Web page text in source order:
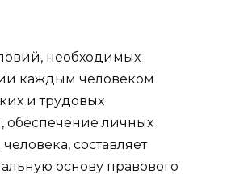
необходимых
каждым человеком
и трудовых
обеспечение личных
составляет
основу правового